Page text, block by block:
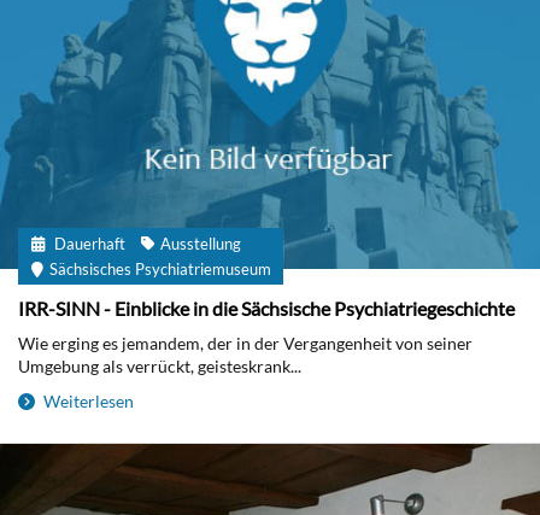
Dauerhaft
Ausstellung
Sächsisches Psychiatriemuseum
IRR-SINN - Einblicke in die Sächsische Psychiatriegeschichte
Wie erging es jemandem, der in der Vergangenheit von seiner
Umgebung als verrückt, geisteskrank...
Weiterlesen